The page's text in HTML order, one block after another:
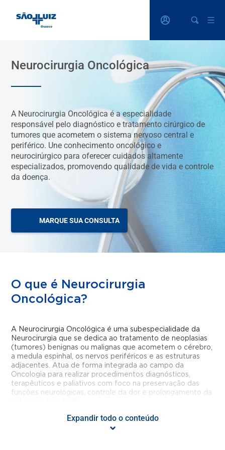
Neurocirurgia Oncológica
A Neurocirurgia Oncológica é a especialidade
responsável pelo diagnóstico e tratamento cirúrgico de
tumores que acometem o sistema nervoso central e
periférico. Une conhecimento oncológico e
neurocirúrgico para oferecer cuidados altamente
especializados, promovendo qualidade de vida e controle
da doença.
MARQUE SUA CONSULTA
O que é Neurocirurgia
Oncológica?
A Neurocirurgia Oncológica é uma subespecialidade da
Neurocirurgia que se dedica ao tratamento de neoplasias
(tumores) benignas ou malignas que acometem o cérebro,
a medula espinhal, os nervos periféricos e as estruturas
adjacentes. Atua de forma integrada ao campo da
Oncologia para realizar procedimentos diagnósticos,
terapêuticos e paliativos com foco na preservação das
funções neurológicas, controle da dor e prolongamento da
Quais são os principais tipos de
Expandir todo o conteúdo